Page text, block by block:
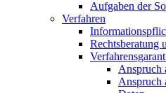
Aufgaben der
Verfahren
Rechtsberatung
Anspruch
Anspruch